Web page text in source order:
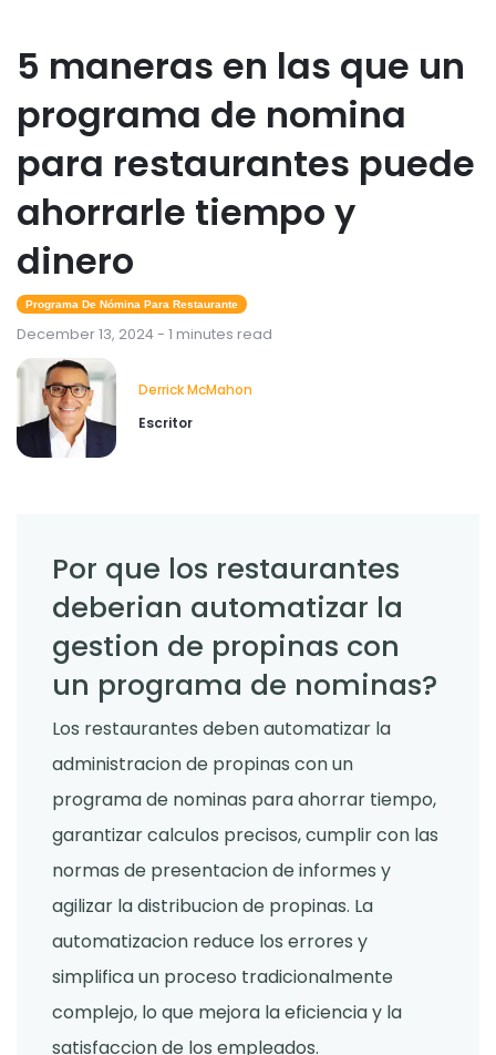
5 maneras en las que un
programa de nomina
para restaurantes puede
ahorrarle tiempo y
dinero
Programa De Nómina Para Restaurante
December 13, 2024 - 1 minutes read
Derrick McMahon
Escritor
Por que los restaurantes
deberian automatizar la
gestion de propinas con
un programa de nominas?
Los restaurantes deben automatizar la
administracion de propinas con un
programa de nominas para ahorrar tiempo,
garantizar calculos precisos, cumplir con las
normas de presentacion de informes y
agilizar la distribucion de propinas. La
automatizacion reduce los errores y
simplifica un proceso tradicionalmente
complejo, lo que mejora la eficiencia y la
satisfaccion de los empleados.